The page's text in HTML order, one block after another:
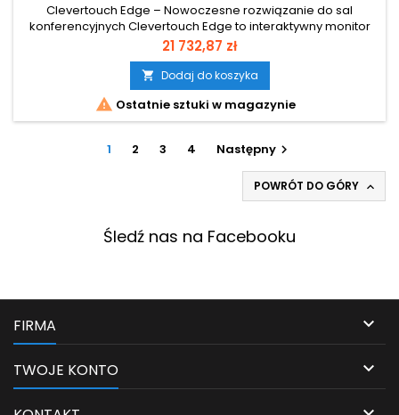
Clevertouch Edge – Nowoczesne rozwiązanie do sal
konferencyjnych Clevertouch Edge to interaktywny monitor
"all-in-one", który integruje cyfrową tablicę, zaawansowany
system audio, kamerę Sony oraz intuicyjny interfejs
użytkownika. Dzięki temu jedno urządzenie zastępuje wiele
narzędzi, wspierając współpracę w środowisku biurowym i
konferencyjnym.
Cena
21 732,87 zł
 Dodaj do koszyka
 Ostatnie sztuki w magazynie
1 2 3 4 Następny 
POWRÓT DO GÓRY 
Śledź nas na Facebooku
FIRMA 
TWOJE KONTO 